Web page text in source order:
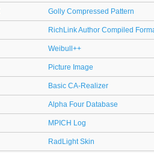
Golly Compressed Pattern
RichLink Author Compiled
Weibull++
Picture Image
Basic CA-Realizer
Alpha Four Database
MPICH Log
RadLight Skin